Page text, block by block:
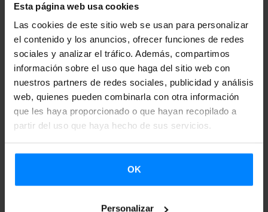
Esta página web usa cookies
Las cookies de este sitio web se usan para personalizar
el contenido y los anuncios, ofrecer funciones de redes
sociales y analizar el tráfico. Además, compartimos
información sobre el uso que haga del sitio web con
nuestros partners de redes sociales, publicidad y análisis
web, quienes pueden combinarla con otra información
que les haya proporcionado o que hayan recopilado a
partir del uso que haya hecho de sus servicios.
OK
Personalizar
Una obra premiada por el público y la crítica
internacional
Elegido por la revista Variety como uno de los diez
cineastas más prometedores en el panorama español, su
festivales internacionales y fue galardonado con 17
premios y traducido a 13 idiomas. Su segundo
largometraje, ‘Zumiriki’ (2019), tuvo su estreno
internacional en la sección Orizzonti de la Mostra de